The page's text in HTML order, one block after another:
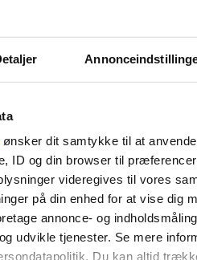
ønsker dit samtykke til at
ID og din browser til
videregives til vores
på din enhed for at vise dig
annonce- og
udvikle tjenester. Se mere
Du kan altid
1. sæson, men blev
kommer sæson 2